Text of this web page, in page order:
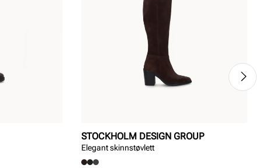
STOCKHOLM DESIGN GROUP
Elegant skinnstøvlett